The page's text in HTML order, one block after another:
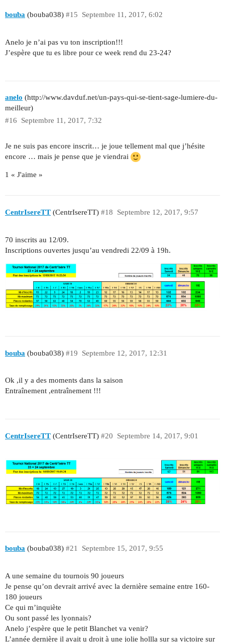
bouba (bouba038) Septembre 11, 2017, 6:02
#15
Anelo je n’ai pas vu ton inscription!!!
J’espère que tu es libre pour ce week rend du 23-24?
anelo (http://www.davduf.net/un-pays-qui-se-tient-sage-lumiere-du-
meilleur)
Septembre 11, 2017, 7:32
#16
Je ne suis pas encore inscrit… je joue tellement mal que j’hésite
encore … mais je pense que je viendrai
1 « J'aime »
CentrIsereTT (CentrIsereTT) Septembre 12, 2017, 9:57
#18
70 inscrits au 12/09.
Inscriptions ouvertes jusqu’au vendredi 22/09 à 19h.
bouba (bouba038) Septembre 12, 2017, 12:31
#19
Ok ,il y a des moments dans la saison
Entraînement ,entraînement !!!
CentrIsereTT (CentrIsereTT) Septembre 14, 2017, 9:01
#20
bouba (bouba038) Septembre 15, 2017, 9:55
#21
A une semaine du tournois 90 joueurs
Je pense qu’on devrait arrivé avec la dernière semaine entre 160-
180 joueurs
Ce qui m’inquiète
Ou sont passé les lyonnais?
Anelo j’espère que le petit Blanchet va venir?
L’année dernière il avait u droit à une jolie hollla sur sa victoire sur